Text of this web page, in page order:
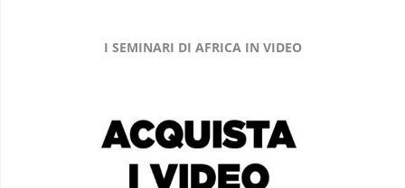
I SEMINARI DI AFRICA IN VIDEO